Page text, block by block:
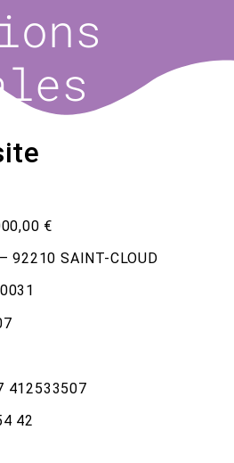
€
92210 SAINT-CLOUD
412533507
42